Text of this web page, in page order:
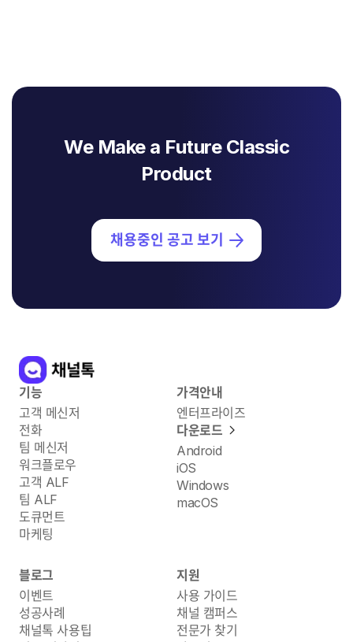
We Make a Future Classic
Product
채용중인 공고 보기
기능
고객 메신저
전화
팀 메신저
워크플로우
고객 ALF
팀 ALF
도큐먼트
마케팅
가격안내
엔터프라이즈
다운로드
Android
iOS
Windows
macOS
블로그
이벤트
성공사례
채널톡 사용팁
지원
사용 가이드
채널 캠퍼스
전문가 찾기